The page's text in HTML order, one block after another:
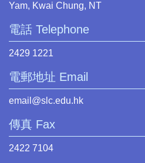
Yam, Kwai Chung, NT
電話 Telephone
2429 1221
電郵地址 Email
email@slc.edu.hk
傳真 Fax
2422 7104